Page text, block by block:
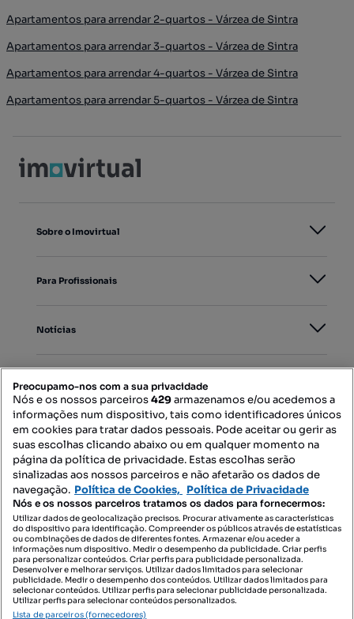
Apartamentos para arrendar 2-quartos - Várzea de Sintra
Apartamentos para arrendar 3-quartos - Várzea de Sintra
Apartamentos para arrendar 4-quartos - Várzea de Sintra
Apartamentos para arrendar 5-quartos - Várzea de Sintra
Sobre o Imovirtual
Para Profissionais
Notícias
Mapa do Site
Contacte-nos
SIGA-NOS:
DESCARREGAR NA:
Preocupamo-nos com a sua privacidade
Nós e os nossos parceiros429armazenamos e/ou acedemos a
informações num dispositivo, tais como identificadores únicos
em cookies para tratar dados pessoais. Pode aceitar ou gerir as
suas escolhas clicando abaixo ou em qualquer momento na
página da política de privacidade. Estas escolhas serão
sinalizadas aos nossos parceiros e não afetarão os dados de
navegação. Política de Cookies, Política de Privacidade
Nós e os nossos parceiros tratamos os dados para fornecermos:
Utilizar dados de geolocalização precisos. Procurar ativamente as características
do dispositivo para identificação. Compreender os públicos através de estatísticas
ou combinações de dados de diferentes fontes. Armazenar e/ou aceder a
informações num dispositivo. Medir o desempenho da publicidade. Criar perfis
para personalizar conteúdos. Criar perfis para publicidade personalizada.
Desenvolver e melhorar serviços. Utilizar dados limitados para selecionar
publicidade. Medir o desempenho dos conteúdos. Utilizar dados limitados para
selecionar conteúdos. Utilizar perfis para selecionar publicidade personalizada.
Utilizar perfis para selecionar conteúdos personalizados.
Lista de parceiros (fornecedores)